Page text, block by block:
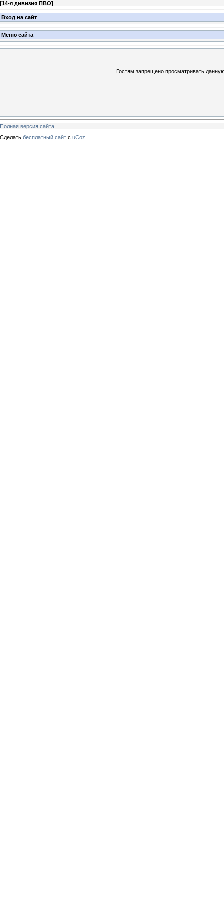
[14-я дивизия ПВО]
Вход на сайт
Меню сайта
Гостям запрещено просматривать
Полная версия сайта
Сделать бесплатный сайт с uCoz